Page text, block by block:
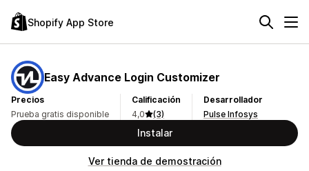
Shopify App Store
Easy Advance Login Customizer
Precios
Prueba gratis disponible
Calificación
4,0
(3)
Desarrollador
Pulse Infosys
Instalar
Ver tienda de demostración